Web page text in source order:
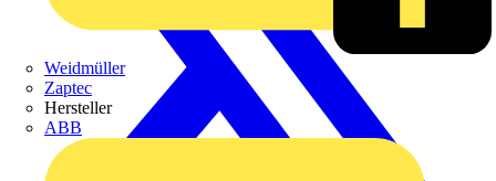
Weidmüller
Zaptec
Hersteller
ABB